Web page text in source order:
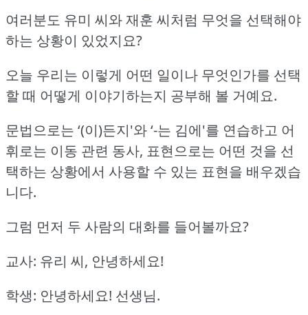
여러분도 유미 씨와 재훈 씨처럼 무엇을 선택해야
하는 상황이 있었지요?
오늘 우리는 이렇게 어떤 일이나 무엇인가를 선택
할 때 어떻게 이야기하는지 공부해 볼 거예요.
문법으로는 ‘(이)든지'와 ‘-는 김에'를 연습하고 어
휘로는 이동 관련 동사, 표현으로는 어떤 것을 선
택하는 상황에서 사용할 수 있는 표현을 배우겠습
니다.
그럼 먼저 두 사람의 대화를 들어볼까요?
교사: 유리 씨, 안녕하세요!
학생: 안녕하세요! 선생님.